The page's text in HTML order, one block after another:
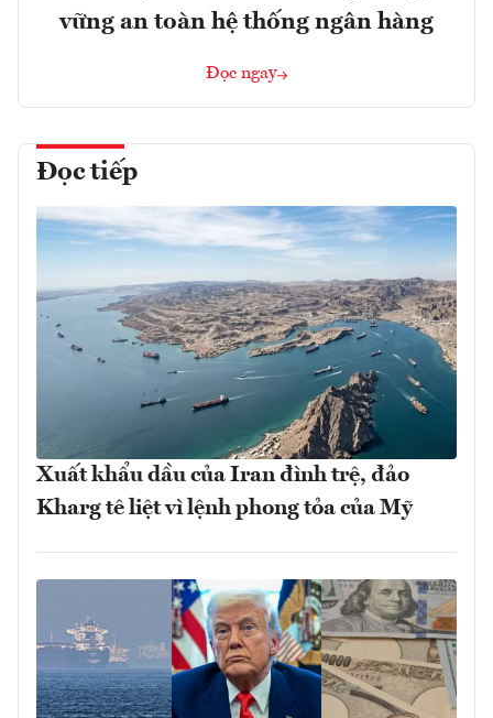
vững an toàn hệ thống ngân hàng
Đọc ngay
Đọc tiếp
Xuất khẩu dầu của Iran đình trệ, đảo
Kharg tê liệt vì lệnh phong tỏa của Mỹ